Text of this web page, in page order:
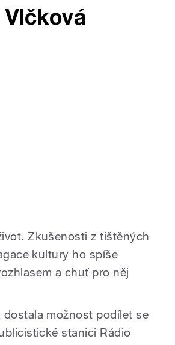
Zkušenosti z tištěných
kultury ho spíše
a chuť pro něj
možnost podílet se
stanici Rádio